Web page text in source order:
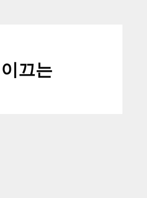
끄는